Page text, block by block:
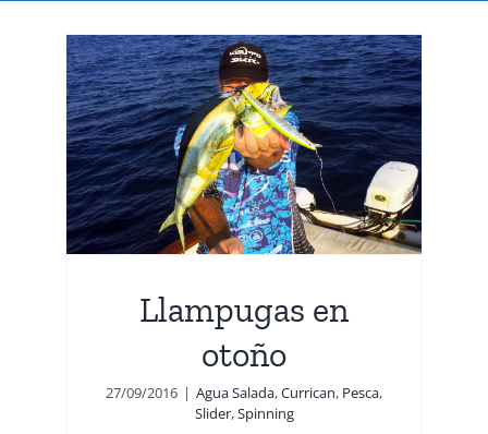
Llampugas en
otoño
27/09/2016 | Agua Salada,Currican, Pesca,
Slider,Spinning